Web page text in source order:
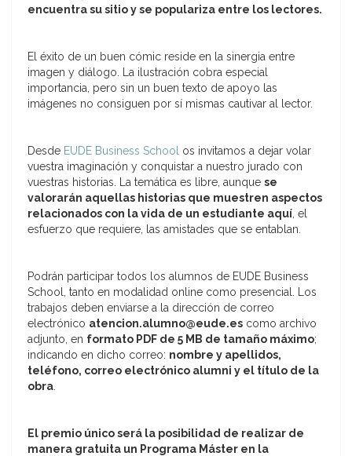
encuentra su sitio y se populariza entre los lectores.
El éxito de un buen cómic reside en la sinergia entre
imagen y diálogo. La ilustración cobra especial
importancia, pero sin un buen texto de apoyo las
imágenes no consiguen por sí mismas cautivar al lector.
Desde EUDE Business School
os invitamos a dejar volar
vuestra imaginación y conquistar a nuestro jurado con
vuestras historias. La temática es libre, aunque se
valorarán aquellas historias que muestren aspectos
relacionados con la vida de un estudiante aquí , el
esfuerzo que requiere, las amistades que se entablan.
Podrán participar todos los alumnos de EUDE Business
School, tanto en modalidad online como presencial. Los
trabajos deben enviarse a la dirección de correo
electrónico atencion.alumno@eude.es como archivo
adjunto, en formato PDF de 5 MB de tamaño máximo;
indicando en dicho correo: nombre y apellidos,
teléfono, correo electrónico alumni y el título de la
obra
El premio único será la posibilidad de realizar de
manera gratuita un Programa Máster en la